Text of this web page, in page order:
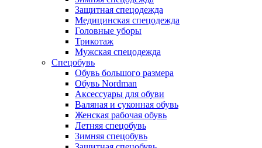
Защитная спецодежда
Медицинская спецодежда
Головные уборы
Трикотаж
Мужская спецодежда
Спецобувь
Обувь большого размера
Обувь Nordman
Аксессуары для обуви
Валяная и суконная обувь
Женская рабочая обувь
Летняя спецобувь
Зимняя спецобувь